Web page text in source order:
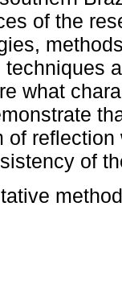
of the
what
of
of